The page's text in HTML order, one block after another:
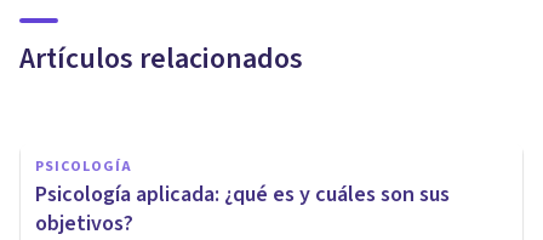
Artículos relacionados
adiós
PSICOLOGÍA
​Psicología aplicada: ¿qué es y cuáles son sus
objetivos?